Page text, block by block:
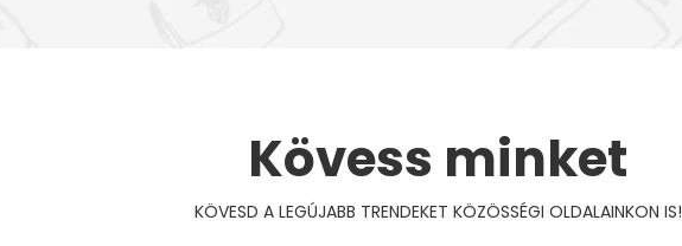
Kövess minket
KÖVESD A LEGÚJABB TRENDEKET KÖZÖSSÉGI OLDALAINKON IS!